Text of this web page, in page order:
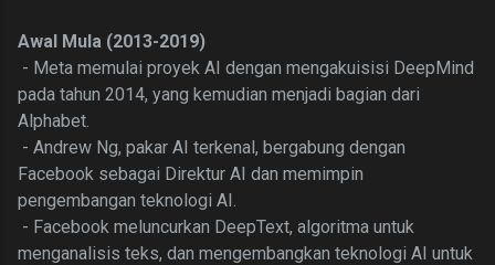
Awal Mula (2013-2019)
- Meta memulai proyek AI dengan mengakuisisi DeepMind
pada tahun 2014, yang kemudian menjadi bagian dari
Alphabet.
- Andrew Ng, pakar AI terkenal, bergabung dengan
Facebook sebagai Direktur AI dan memimpin
pengembangan teknologi AI.
- Facebook meluncurkan DeepText, algoritma untuk
menganalisis teks, dan mengembangkan teknologi AI untuk